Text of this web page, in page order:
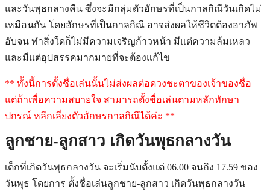
และวันพุธกลางคืน ซึ่งจะมีกลุ่มตัวอักษรที่เป็นกาลกิณีวันเกิดไม่
เหมือนกัน โดยอักษรที่เป็นกาลกิณี อาจส่งผลให้ชีวิตต้องอาภัพ
อับจน ทำสิ่งใดก็ไม่มีความเจริญก้าวหน้า มีแต่ความล้มเหลว
และมีแต่อุปสรรคมากมายที่จะต้องแก้ไข
** ทั้งนี้การตั้งชื่อเล่นนั้นไม่ส่งผลต่อดวงชะตาของเจ้าของชื่อ
แต่ถ้าเพื่อความสบายใจ สามารถตั้งชื่อเล่นตามหลักทักษา
ปกรณ์ หลีกเลี่ยงตัวอักษรกาลกิณีได้ค่ะ **
ลูกชาย-ลูกสาว เกิดวันพุธกลางวัน
เด็กที่เกิดวันพุธกลางวัน จะเริ่มนับตั้งแต่ 06.00 จนถึง 17.59 ของ
วันพุธ โดยการ ตั้งชื่อเล่นลูกชาย-ลูกสาว เกิดวันพุธกลางวัน